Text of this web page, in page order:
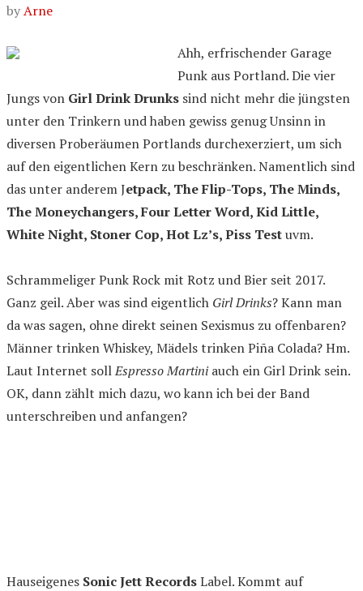
byArne
Ahh, erfrischender Garage
Punk aus Portland. Die vier
Jungs von Girl Drink Drunks sind nicht mehr die jüngsten
unter den Trinkern und haben gewiss genug Unsinn in
diversen Proberäumen Portlands durchexerziert, um sich
auf den eigentlichen Kern zu beschränken. Namentlich sind
das unter anderem Jetpack, The Flip-Tops, The Minds,
The Moneychangers, Four Letter Word, Kid Little,
White Night, Stoner Cop, Hot Lz’s, Piss Testuvm.
Schrammeliger Punk Rock mit Rotz und Bier seit 2017.
Ganz geil. Aber was sind eigentlich Girl Drinks? Kann man
da was sagen, ohne direkt seinen Sexismus zu offenbaren?
Männer trinken Whiskey, Mädels trinken Piña Colada? Hm.
Laut Internet sollEspresso Martiniauch ein Girl Drink sein.
OK, dann zählt mich dazu, wo kann ich bei der Band
unterschreiben und anfangen?
Hauseigenes Sonic Jett RecordsLabel. Kommt auf